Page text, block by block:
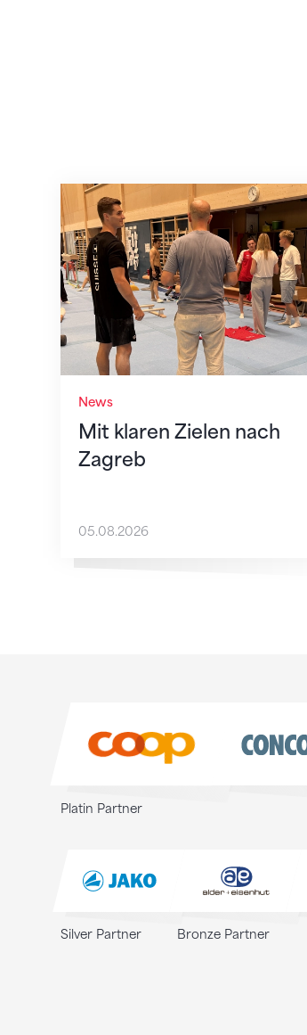
News
Mit klaren Zielen nach
Zagreb
Mit klaren Zielen nach Zagreb
05.08.2026
Platin Partner
Silver Partner Bronze Partner